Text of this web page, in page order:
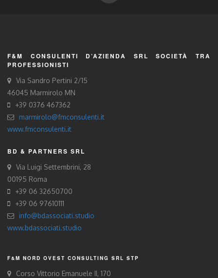
F&M CONSULENTI D’AZIENDA SRL SOCIETÀ TRA
PROFESSIONISTI
Via Sandro Pertini 2/15
46045 Marmirolo MN
+39 0376 467362
marmirolo@fmconsulenti.it
www.fmconsulenti.it
BD & PARTNERS SRL
Via Luigi Settembrini, 28
00195 Roma
+39 06 32650700
+39 06 97610111
info@bdassociati.studio
www.bdassociati.studio
F&M NORD OVEST CONSULTING SRL STP
Corso Vittorio Emanuele II, 170